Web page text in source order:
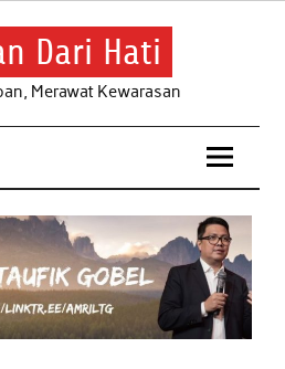
Dari Hati
Merawat Kewarasan